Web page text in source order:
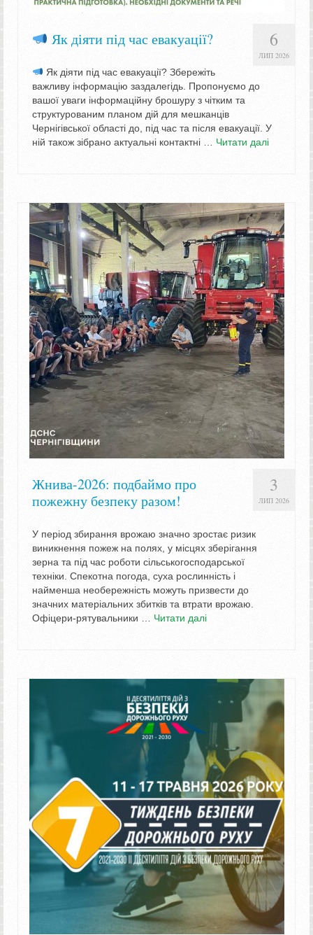
6
ЛИП 2026
Як діяти під час евакуації?
Як діяти під час евакуації? Збережіть
важливу інформацію заздалегідь. Пропонуємо до
вашої уваги інформаційну брошуру з чітким та
структурованим планом дій для мешканців
Чернігівської області до, під час та після евакуації. У
ній також зібрано актуальні контактні … Читати далі
3
ЛИП 2026
Жнива-2026: подбаймо про
пожежну безпеку разом!
У період збирання врожаю значно зростає ризик
виникнення пожеж на полях, у місцях зберігання
зерна та під час роботи сільськогосподарської
техніки. Спекотна погода, суха рослинність і
найменша необережність можуть призвести до
значних матеріальних збитків та втрати врожаю.
Офіцери-рятувальники … Читати далі